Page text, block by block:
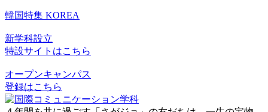
韓国特集 KOREA
新学科設立
特設サイトはこちら
オープンキャンパス
登録はこちら